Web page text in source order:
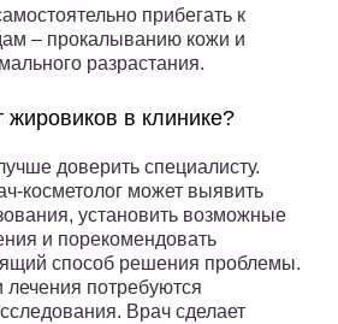
прибегать к
– прокалыванию кожи и
разрастания.
жировиков в клинике?
доверить специалисту.
косметолог может выявить
установить возможные
и порекомендовать
способ решения проблемы.
лечения потребуются
Врач сделает